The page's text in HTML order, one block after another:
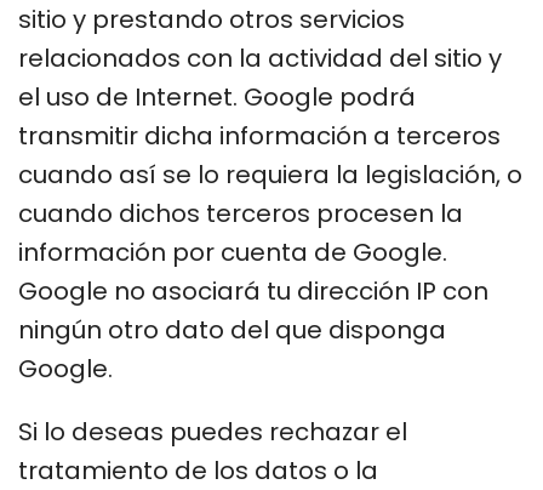
sitio y prestando otros servicios
relacionados con la actividad del sitio y
el uso de Internet. Google podrá
transmitir dicha información a terceros
cuando así se lo requiera la legislación, o
cuando dichos terceros procesen la
información por cuenta de Google.
Google no asociará tu dirección IP con
ningún otro dato del que disponga
Google.
Si lo deseas puedes rechazar el
tratamiento de los datos o la